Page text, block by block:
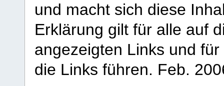
und macht sich diese
Erklärung gilt für alle auf
angezeigten Links und
die Links führen. Feb.